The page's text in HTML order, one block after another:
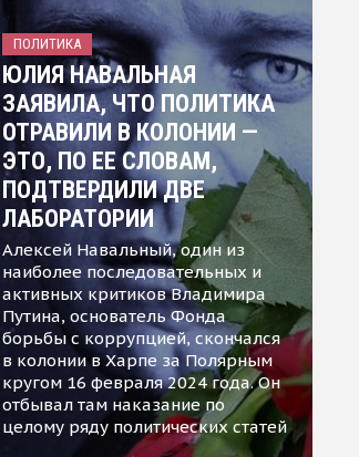
ПОЛИТИКА
ЮЛИЯ НАВАЛЬНАЯ
ЗАЯВИЛА, ЧТО ПОЛИТИКА
ОТРАВИЛИ В КОЛОНИИ —
ЭТО, ПО ЕЕ СЛОВАМ,
ПОДТВЕРДИЛИ ДВЕ
ЛАБОРАТОРИИ
Алексей Навальный, один из
наиболее последовательных и
активных критиков Владимира
Путина, основатель Фонда
борьбы с коррупцией, скончался
в колонии в Харпе за Полярным
кругом 16 февраля 2024 года. Он
отбывал там наказание по
целому ряду политических статей